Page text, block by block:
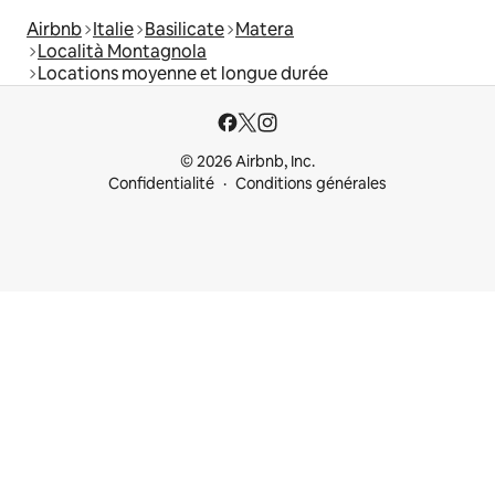
Airbnb Italie Basilicate Matera
Località Montagnola
Locations moyenne et longue durée
© 2026 Airbnb, Inc.
Confidentialité
Conditions générales